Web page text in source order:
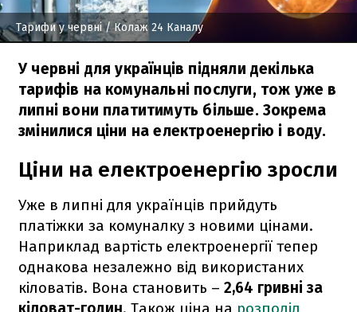
Тарифи у червні/ Колаж 24 Каналу
У червні для українців підняли декілька
тарифів на комунальні послуги, тож уже в
липні вони платитимуть більше. Зокрема
змінилися ціни на електроенергію і воду.
Ціни на електроенергію зросли
Уже в липні для українців прийдуть
платіжки за комуналку з новими цінами.
Наприклад вартість електроенергії тепер
однакова незалежно від використаних
кіловатів. Вона становить – 2,64 гривні за
кіловат-годин. Також ціна на розподіл